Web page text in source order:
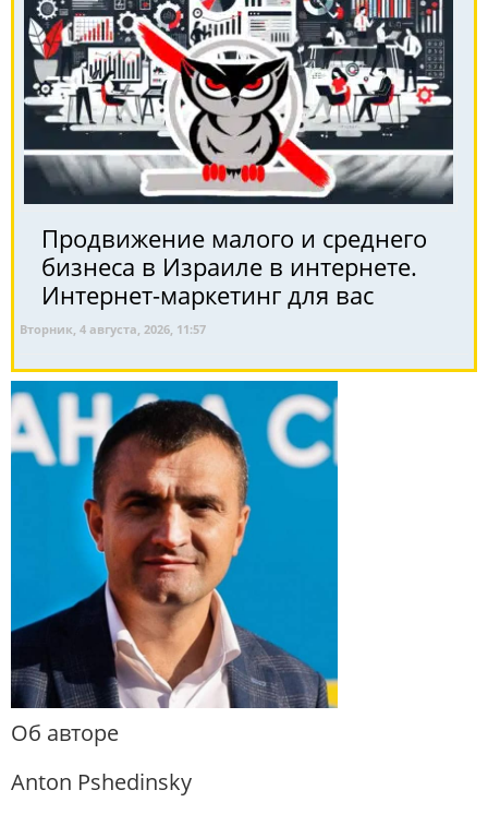
Продвижение малого и среднего
бизнеса в Израиле в интернете.
Интернет-маркетинг для вас
Вторник, 4 августа, 2026, 11:57
Об авторе
Anton Pshedinsky